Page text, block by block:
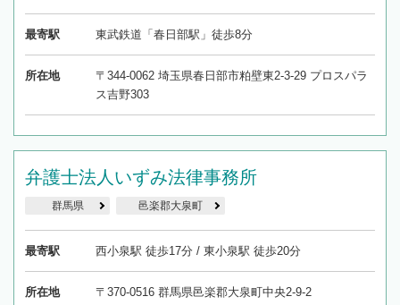
最寄駅 東武鉄道「春日部駅」徒歩8分
所在地
〒344-0062 埼玉県春日部市粕壁東2-3-29 プロスパラ
ス吉野303
弁護士法人いずみ法律事務所
群馬県 邑楽郡大泉町
最寄駅 西小泉駅 徒歩17分 / 東小泉駅 徒歩20分
所在地 〒370-0516 群馬県邑楽郡大泉町中央2-9-2